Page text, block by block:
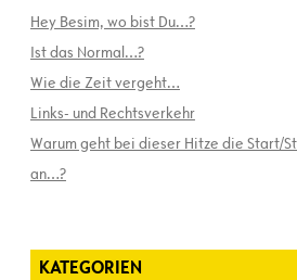
Hey Besim, wo bist Du…?
Ist das Normal…?
Wie die Zeit vergeht…
Links- und Rechtsverkehr
Warum geht bei dieser Hitze die Start/
an…?
KATEGORIEN